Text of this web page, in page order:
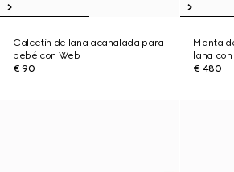
Calcetín de lana acanalada para
bebé con Web
€ 90
Manta
lana
€ 480